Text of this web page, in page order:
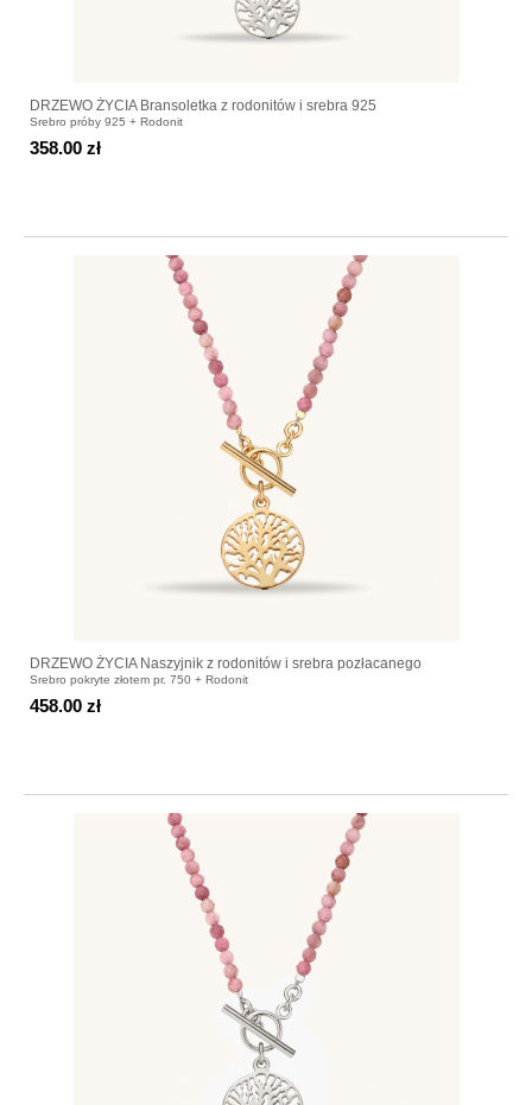
DRZEWO ŻYCIA Bransoletka z rodonitów i srebra 925
Srebro próby 925 + Rodonit
358.00 zł
DRZEWO ŻYCIA Naszyjnik z rodonitów i srebra pozłacanego
Srebro pokryte złotem pr. 750 + Rodonit
458.00 zł